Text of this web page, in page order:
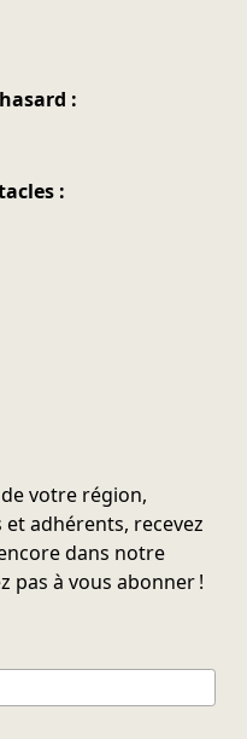
:
:
votre région,
adhérents, recevez
dans notre
pas à vous abonner !